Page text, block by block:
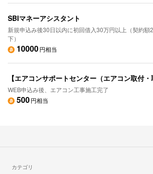
SBIマネーアシスタント
新規申込み後30日以内に初回借入30万円以上（契約額
下）
10000円相当
WEB申込み後、エアコン工事施工完了
500円相当
カテゴリ